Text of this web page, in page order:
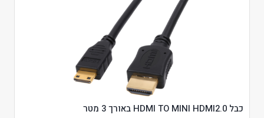
כבל HDMI TO MINI HDMI2.0 באורך 3 מטר